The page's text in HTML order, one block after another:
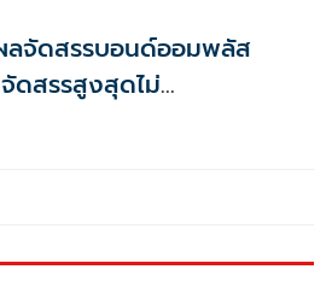
ผลจัดสรรบอนด์ออมพลัส
ดสรรสูงสุดไม่